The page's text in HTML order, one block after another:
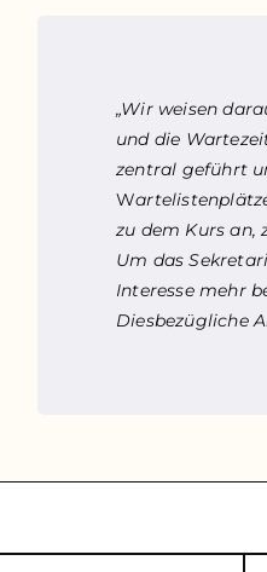
„Wir weisen
und die
zentral geführt
W
zu dem Kurs an,
Um das
Interesse mehr
Diesbezügliche